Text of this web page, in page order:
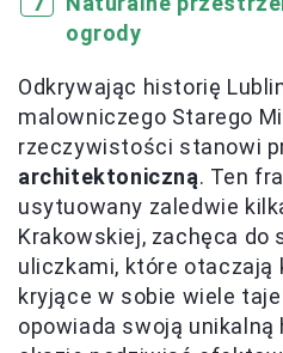
ogrody
Odkrywając historię
malowniczego Starego
rzeczywistości stanowi
architektoniczną. Ten
usytuowany zaledwie
Krakowskiej, zachęca do
uliczkami, które otaczają
kryjące w sobie wiele
opowiada swoją